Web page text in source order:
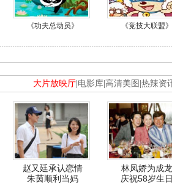
《功夫总动员》 《竞技大联盟》
大片放映厅 电影库 高清美图 热辣资
赵又廷承认恋情
朱茵顺利当妈
林凤娇为成龙
庆祝58岁生